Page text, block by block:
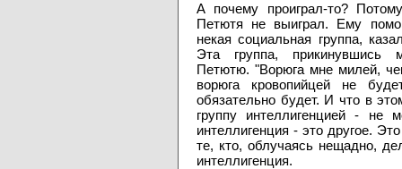
А почему проиграл-то?
Петютя не выиграл. Ему
некая социальная группа,
Эта группа, прикинувшись
Петютю. "Ворюга мне милей,
ворюга кровопийцей не
обязательно будет. И что в
группу интеллигенцией - не
интеллигенция - это другое.
те, кто, облучаясь нещадно,
интеллигенция.